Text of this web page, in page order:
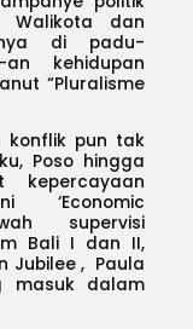
Walikota dan
di padu-
kehidupan
“Pluralisme
konflik pun tak
Poso hingga
‘Economic
supervisi
Bali I dan II,
Jubilee , Paula
masuk dalam